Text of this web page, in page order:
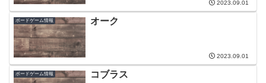
2023.09.01
ボードゲーム情報 オーク
2023.09.01
ボードゲーム情報 コブラス